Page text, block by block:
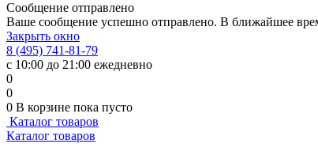
Сообщение отправлено
Ваше сообщение успешно отправлено. В ближайшее
Закрыть окно
8 (495) 741-81-79
с 10:00 до 21:00 ежедневно
0
0
0 В корзине пока пусто
Каталог товаров
Каталог товаров